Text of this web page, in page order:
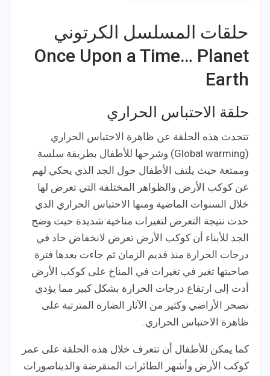
حلقات المسلسل الكرتوني
Once Upon a Time… Planet
Earth
حلقة الاحتباس الحراري
تتحدث هذه الحلقة عن ظاهرة الاحتباس الحراري
(Global warming) وشرحها للأطفال بطريقة سلسة
وممتعة حيث يلتف الأطفال حول الجد الذي يحكي لهم
عن كوكب الأرض والظواهر المختلفة التي تعرض لها
خلال السنوات الماضية ومنها الاحتباس الحراري الذي
حدث نتيجة التعرض لتغيرات مناخية شديدة حيث وضح
الجد للأبناء أن كوكب الأرض تعرض لانخفاض حاد في
درجات الحرارة منذ قديم الزمان ثم جاءت بعدها فترة
صاحبتها تغير في تغيرات في المناخ على كوكب الأرض
أدت إلى ارتفاع درجات الحرارة بشكل كبير مما يؤدي
تصحر الأراضي وكثير من الآثار الضارة المترتبة على
ظاهرة الاحتباس الحراري.
كما يمكن للأطفال أن تتعرف خلال هذه الحلقة على عمر
كوكب الأرض وأشهر الطائرات المنقرضة والديناصورات